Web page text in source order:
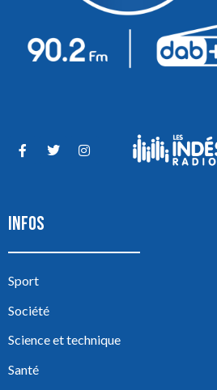
INFOS
Sport
Société
Science et technique
Santé